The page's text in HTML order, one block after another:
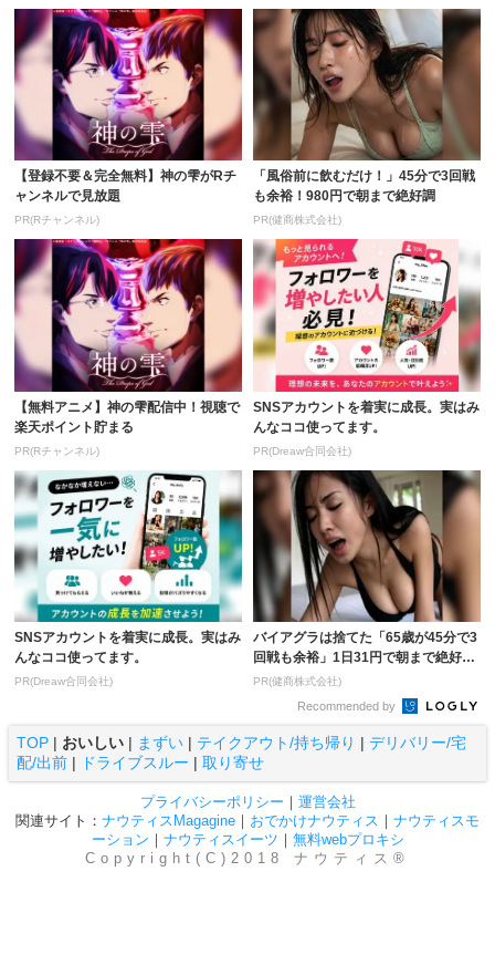
【登録不要＆完全無料】神の雫がRチ
ャンネルで見放題
PR(Rチャンネル)
「風俗前に飲むだけ！」45分で3回戦
も余裕！980円で朝まで絶好調
PR(健商株式会社)
【無料アニメ】神の雫配信中！視聴で
楽天ポイント貯まる
PR(Rチャンネル)
SNSアカウントを着実に成長。実はみ
んなココ使ってます。
PR(Dreaw合同会社)
SNSアカウントを着実に成長。実はみ
んなココ使ってます。
PR(Dreaw合同会社)
バイアグラは捨てた「65歳が45分で3
回戦も余裕」1日31円で朝まで絶好
調！
PR(健商株式会社)
Recommended by
TOP | おいしい | まずい | テイクアウト/持ち帰り | デリバリー/宅
配/出前 | ドライブスルー | 取り寄せ
プライバシーポリシー ｜ 運営会社
関連サイト： ナウティスMagagine ｜ おでかけナウティス ｜ ナウティスモ
ーション ｜ ナウティスイーツ ｜ 無料webプロキシ
Copyright(C)2018 ナウティス®